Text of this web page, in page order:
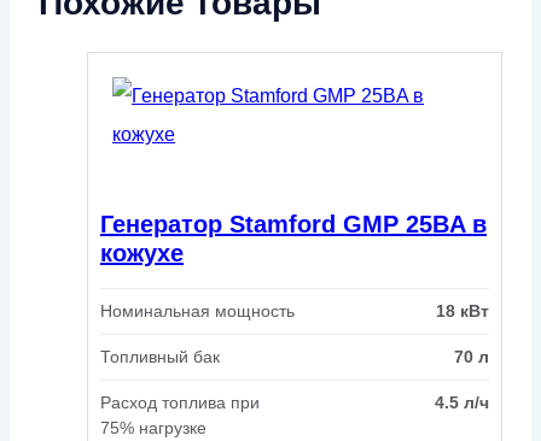
Генератор Stamford GMP 25BA в
кожухе
Номинальная мощность 18 кВт
Топливный бак 70 л
Расход топлива при
75% нагрузке
4.5 л/ч